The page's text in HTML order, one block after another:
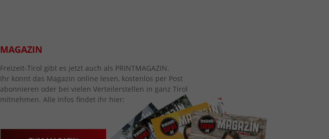
MAGAZIN
Freizeit-Tirol gibt es jetzt auch als PRINTMAGAZIN.
Ihr könnt das Magazin online lesen, kostenlos per Post
abonnieren oder bei vielen Verteilerstellen in ganz Tirol
mitnehmen. Alle Infos findet ihr hier: